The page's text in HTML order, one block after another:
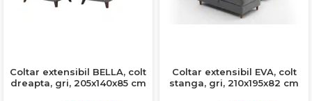
Coltar extensibil BELLA, colt
dreapta, gri, 205x140x85 cm
Coltar extensibil EVA, colt
stanga, gri, 210x195x82 cm